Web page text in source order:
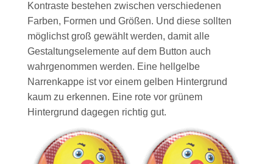
Kontraste bestehen zwischen verschiedenen
Farben, Formen und Größen. Und diese sollten
möglichst groß gewählt werden, damit alle
Gestaltungselemente auf dem Button auch
wahrgenommen werden. Eine hellgelbe
Narrenkappe ist vor einem gelben Hintergrund
kaum zu erkennen. Eine rote vor grünem
Hintergrund dagegen richtig gut.